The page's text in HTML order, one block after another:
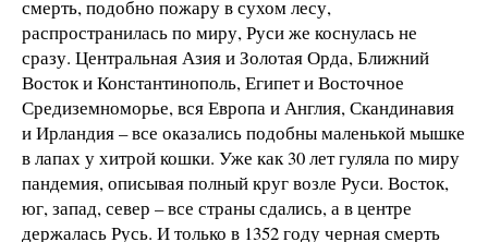
смерть, подобно пожару в сухом лесу,
распространилась по миру, Руси же коснулась не
сразу. Центральная Азия и Золотая Орда, Ближний
Восток и Константинополь, Египет и Восточное
Средиземноморье, вся Европа и Англия, Скандинавия
и Ирландия – все оказались подобны маленькой мышке
в лапах у хитрой кошки. Уже как 30 лет гуляла по миру
пандемия, описывая полный круг возле Руси. Восток,
юг, запад, север – все страны сдались, а в центре
держалась Русь. И только в 1352 году черная смерть